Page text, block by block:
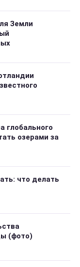
Земли
глобального
озерами за
что делать
(фото)